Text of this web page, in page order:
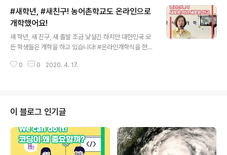
프라임 (다큐 프라임) 인문,문화,과학,자연,건강,육아 등에
관한 EBS 명품 다큐멘터리. 생활과 밀접한 실용적인 다큐,
새로운 시각을 가진 신선한 다큐, 이야기가 있는 재미있는
다큐를 표방하며 08년부... home.ebs.co.kr
#새학년, #새친구! 농어촌학교도 온라인으로
개학했어요!
새 학년, 새 친구, 새 출발 조금 낯설긴 하지만 대한민국 모
든 학생들은 개학을 하고 있습니다! #온라인개학식을 한#
학생이 걱정없이#원격수업에 참여할 수 있도록 최선을 다
0 0 2020. 4. 17.
이 블로그 인기글